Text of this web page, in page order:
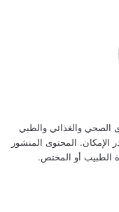
الصحي والغذائي والطبي
الإمكان. المحتوى المنشور
الطبيب أو المختص.